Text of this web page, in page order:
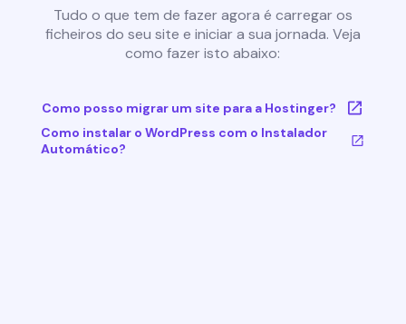
Tudo o que tem de fazer agora é carregar os
ficheiros do seu site e iniciar a sua jornada. Veja
como fazer isto abaixo:
Como posso migrar um site para a Hostinger?
Como instalar o WordPress com o Instalador
Automático?